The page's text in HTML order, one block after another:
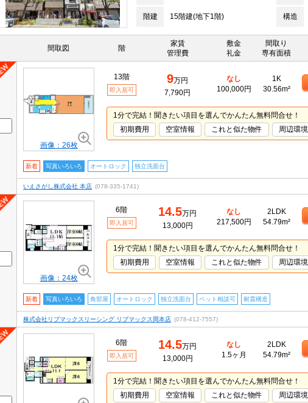
階建 15階建(地下1階) 構造
間取図 階
家賃
管理費
敷金
礼金
間取り
専有面積
画像：26枚
13階
即入居可
9万円
7,790円
なし
100,000円
1K
30.56m²
1分で完結！聞きたい項目を選んでかんたん無料問合せ！
初期費用
空室情報 これと似た物件 周辺環境
新着 写真いろいろ オートロック 独立洗面台
いえさがし株式会社 本店 (078-335-1741)
画像：24枚
6階
即入居可
14.5万円
13,000円
なし
217,500円
2LDK
54.79m²
1分で完結！聞きたい項目を選んでかんたん無料問合せ！
初期費用
空室情報 これと似た物件 周辺環境
新着 写真いろいろ 角部屋 オートロック 独立洗面台 ペット相談可 耐震構造
株式会社リブマックスリーシング リブマックス岡本店 (078-412-7557)
6階
即入居可
14.5万円
13,000円
なし
1.5ヶ月
2LDK
54.79m²
1分で完結！聞きたい項目を選んでかんたん無料問合せ！
初期費用
空室情報 これと似た物件 周辺環境